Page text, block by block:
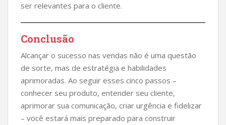
ser relevantes para o cliente.
Conclusão
Alcançar o sucesso nas vendas não é uma questão
de sorte, mas de estratégia e habilidades
aprimoradas. Ao seguir esses cinco passos –
conhecer seu produto, entender seu cliente,
aprimorar sua comunicação, criar urgência e fidelizar
– você estará mais preparado para construir